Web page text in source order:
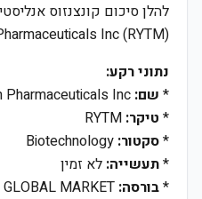
Inc (RYTM):
נתוני רקע:
* שם:
* טיקר:
*סקטור:
*תעשייה: לא זמין
*בורסה: